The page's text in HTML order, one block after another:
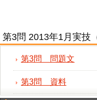
第3問 2013年1月実技
第3問 問題文
第3問 資料